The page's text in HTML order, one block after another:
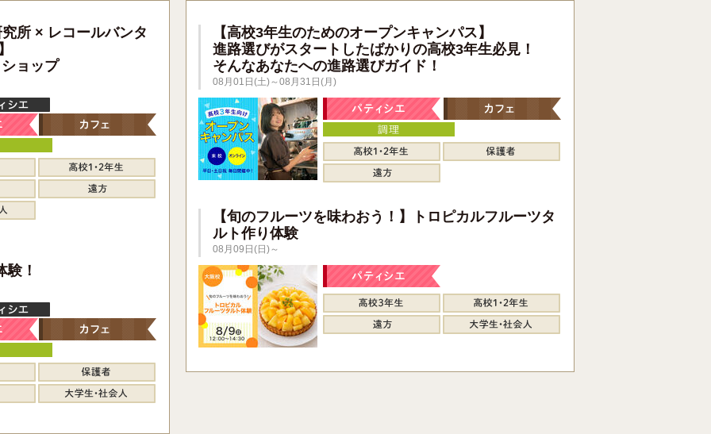
所 × レコールバンタ
ョップ
！
【高校3年生のためのオープンキャンパス】
進路選びがスタートしたばかりの高校3年生必見！
そんなあなたへの進路選びガイド！
08月01日(土)～08月31日(月)
【旬のフルーツを味わおう！】トロピカルフルーツタ
ルト作り体験
08月09日(日)～